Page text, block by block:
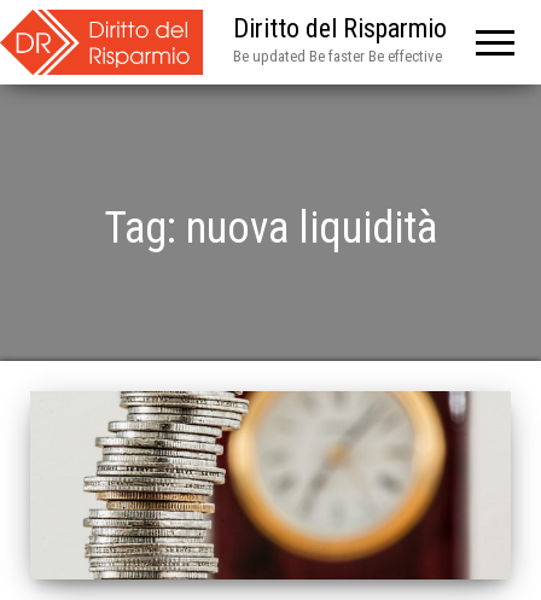
Diritto del Risparmio
Be updated Be faster Be effective
Tag: nuova liquidità